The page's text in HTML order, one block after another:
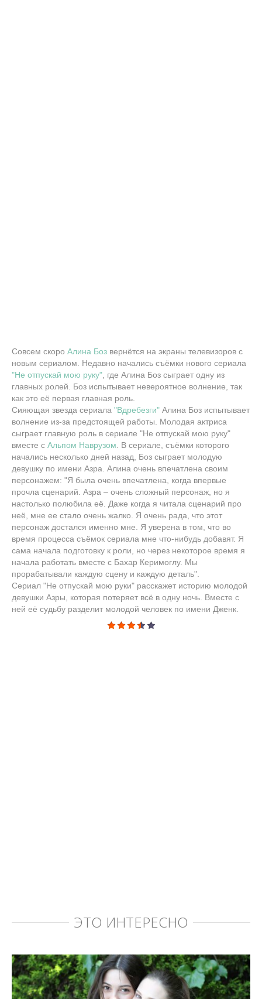
Совсем скоро Алина Боз вернётся на экраны телевизоров с
новым сериалом. Недавно начались съёмки нового сериала
"Не отпускай мою руку" , где Алина Боз сыграет одну из
главных ролей. Боз испытывает невероятное волнение, так
как это её первая главная роль.
Сияющая звезда сериала "Вдребезги" Алина Боз испытывает
волнение из-за предстоящей работы. Молодая актриса
сыграет главную роль в сериале "Не отпускай мою руку"
вместе с Альпом Наврузом . В сериале, съёмки которого
начались несколько дней назад, Боз сыграет молодую
девушку по имени Азра. Алина очень впечатлена своим
персонажем: "Я была очень впечатлена, когда впервые
прочла сценарий. Азра – очень сложный персонаж, но я
настолько полюбила её. Даже когда я читала сценарий про
неё, мне ее стало очень жалко. Я очень рада, что этот
персонаж достался именно мне. Я уверена в том, что во
время процесса съёмок сериала мне что-нибудь добавят. Я
сама начала подготовку к роли, но через некоторое время я
начала работать вместе с Бахар Керимоглу. Мы
прорабатывали каждую сцену и каждую деталь".
Сериал "Не отпускай мою руки" расскажет историю молодой
девушки Азры, которая потеряет всё в одну ночь. Вместе с
ней её судьбу разделит молодой человек по имени Дженк.
ЭТО ИНТЕРЕСНО